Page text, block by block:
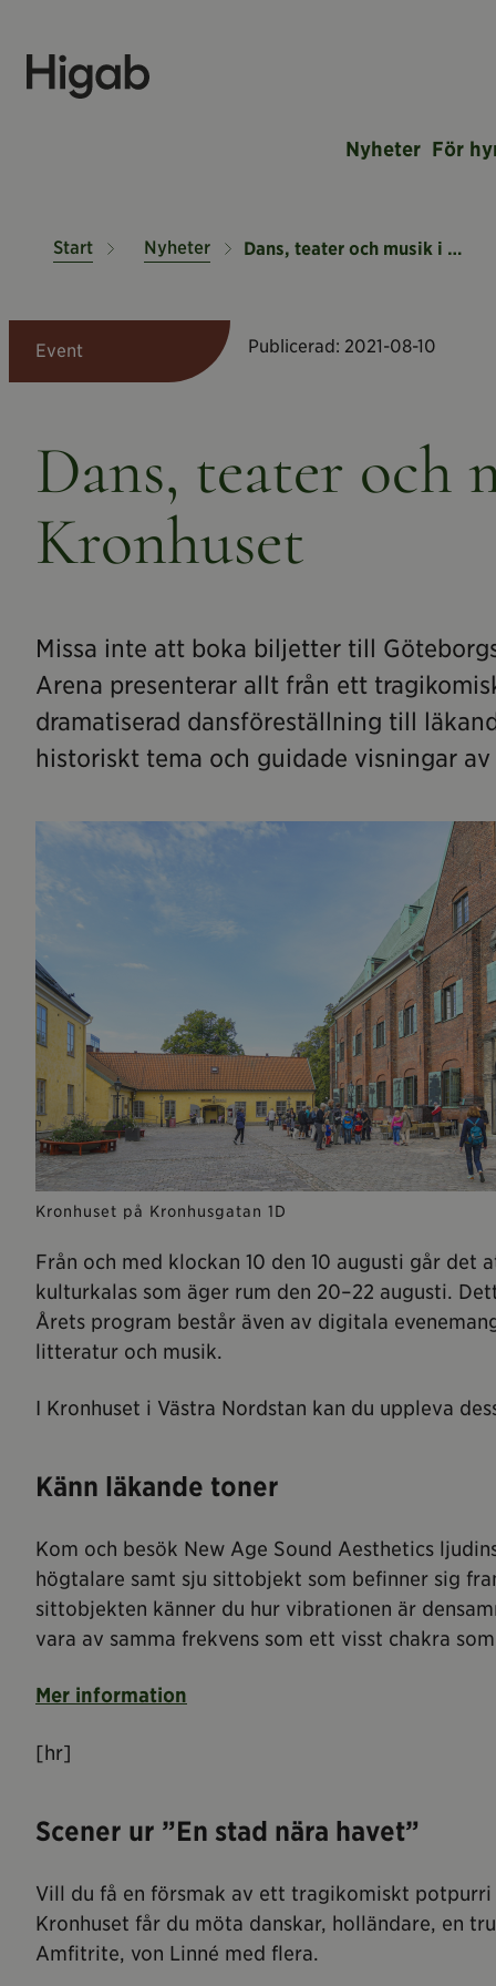
Nyheter För
Start Nyheter Dans, teater och musik i Kronhuset
Event Publicerad: 2021-08-10
Dans, teater och
Kronhuset
Missa inte att boka biljetter till
Arena presenterar allt från ett
dramatiserad dansföreställning till
historiskt tema och guidade visningar
Kronhuset på Kronhusgatan 1D
Från och med klockan 10 den 10 augusti går
kulturkalas som äger rum den 20–22 augusti.
Årets program består även av digitala
litteratur och musik.
I Kronhuset i Västra Nordstan kan du uppleva
Känn läkande toner
Kom och besök New Age Sound Aesthetics
högtalare samt sju sittobjekt som befinner sig
sittobjekten känner du hur vibrationen är
vara av samma frekvens som ett visst chakra
Mer information
[hr]
Scener ur ”En stad nära havet”
Vill du få en försmak av ett tragikomiskt
Kronhuset får du möta danskar, holländare, en
Amfitrite, von Linné med flera.